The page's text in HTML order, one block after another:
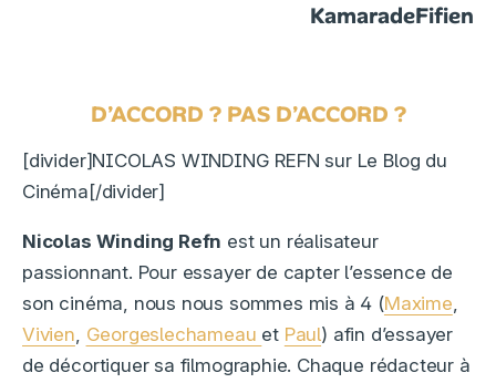
KamaradeFifien
D’ACCORD ? PAS D’ACCORD ?
[divider]NICOLAS WINDING REFN sur Le Blog du
Cinéma[/divider]
Nicolas Winding Refn est un réalisateur
passionnant. Pour essayer de capter l’essence de
son cinéma, nous nous sommes mis à 4 (Maxime,
Vivien, Georgeslechameau et Paul) afin d’essayer
de décortiquer sa filmographie. Chaque rédacteur à